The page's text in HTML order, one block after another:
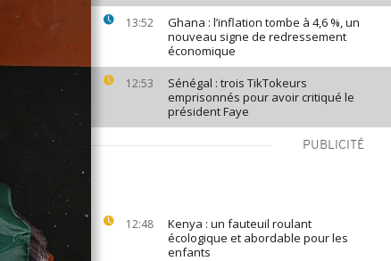
13:52
Ghana : l’inflation tombe à 4,6 %, un
nouveau signe de redressement
économique
12:53
Sénégal : trois TikTokeurs
emprisonnés pour avoir critiqué le
président Faye
PUBLICITÉ
12:48
Kenya : un fauteuil roulant
écologique et abordable pour les
enfants